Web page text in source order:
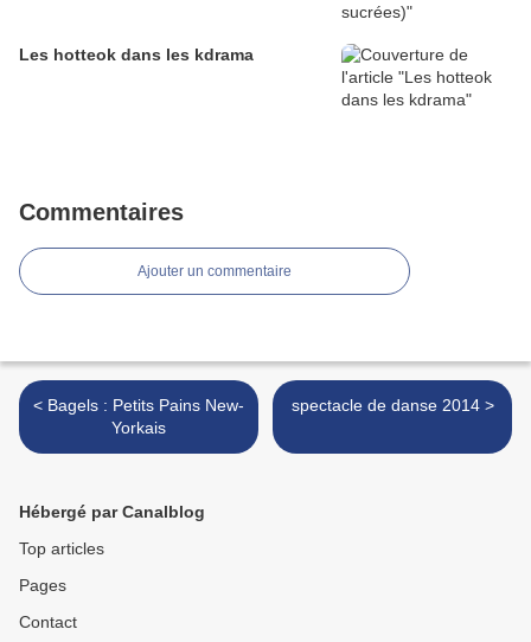
Les hotteok dans les kdrama
Commentaires
Ajouter un commentaire
< Bagels : Petits Pains New-
Yorkais
spectacle de danse 2014 >
Hébergé par Canalblog
Top articles
Pages
Contact